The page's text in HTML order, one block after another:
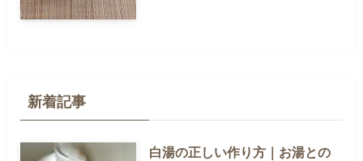
新着記事
白湯の正しい作り方｜お湯との